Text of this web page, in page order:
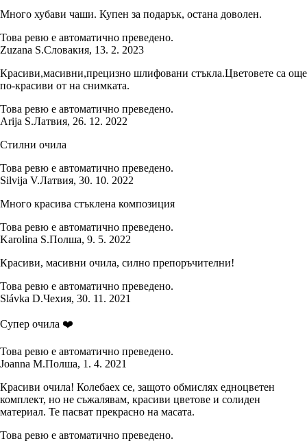
Много хубави чаши. Купен за подарък, остана доволен.
Това ревю е автоматично преведено.
Zuzana S.Словакия, 13. 2. 2023
Красиви,масивни,прецизно шлифовани стъкла.Цветовете са още
по-красиви от на снимката.
Това ревю е автоматично преведено.
Arija S.Латвия, 26. 12. 2022
Стилни очила
Това ревю е автоматично преведено.
Silvija V.Латвия, 30. 10. 2022
Много красива стъклена композиция
Това ревю е автоматично преведено.
Karolina S.Полша, 9. 5. 2022
Красиви, масивни очила, силно препоръчителни!
Това ревю е автоматично преведено.
Slávka D.Чехия, 30. 11. 2021
Супер очила ❤️
Това ревю е автоматично преведено.
Joanna M.Полша, 1. 4. 2021
Красиви очила! Колебаех се, защото обмислях едноцветен
комплект, но не съжалявам, красиви цветове и солиден
материал. Те пасват прекрасно на масата.
Това ревю е автоматично преведено.